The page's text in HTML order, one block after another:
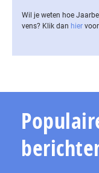
Wil je weten hoe
vens? Klik dan hier